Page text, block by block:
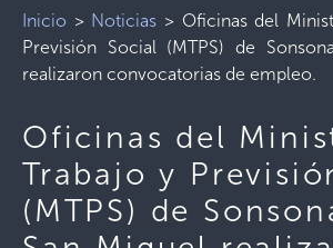
Inicio > Noticias > Oficinas del
Previsión Social (MTPS) de
realizaron convocatorias de empleo.
Oficinas del
Trabajo y
(MTPS) de